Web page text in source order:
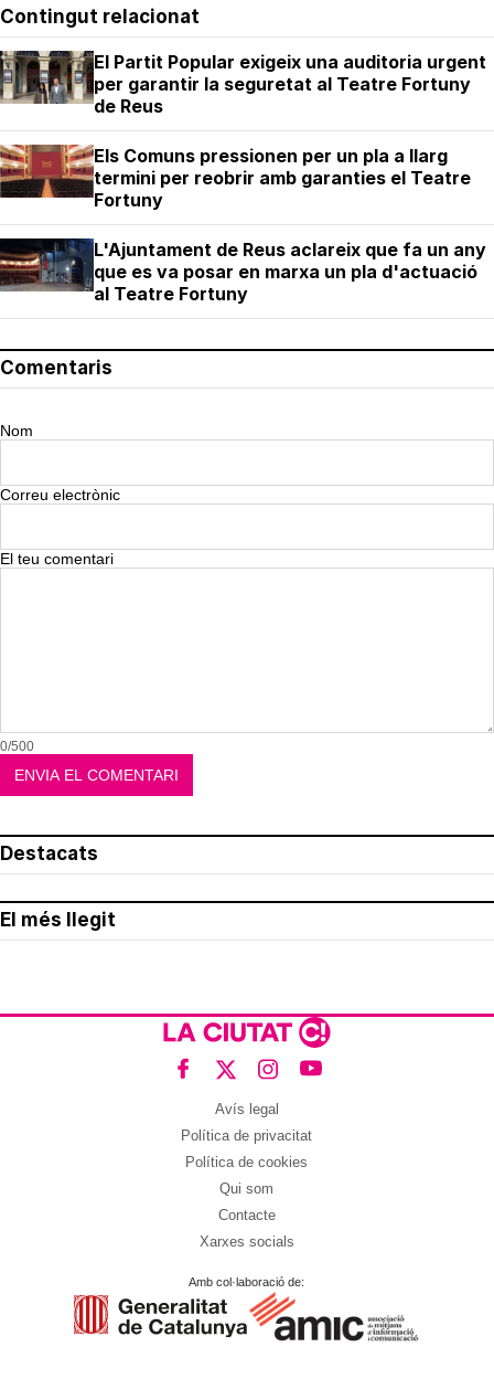
Contingut relacionat
El Partit Popular exigeix una auditoria urgent
per garantir la seguretat al Teatre Fortuny
de Reus
Els Comuns pressionen per un pla a llarg
termini per reobrir amb garanties el Teatre
Fortuny
L'Ajuntament de Reus aclareix que fa un any
que es va posar en marxa un pla d'actuació
al Teatre Fortuny
Comentaris
Nom
Correu electrònic
El teu comentari
0/500
Destacats
El més llegit
Avís legal
Política de privacitat
Política de cookies
Qui som
Contacte
Xarxes socials
Amb col·laboració de: